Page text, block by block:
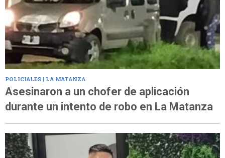
POLICIALES | LA MATANZA
Asesinaron a un chofer de aplicación
durante un intento de robo en La Matanza